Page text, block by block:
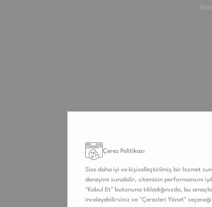
Çerez Politikası
Size daha iyi ve kişiselleştirilmiş bir hizmet
deneyimi sunabilir, sitemizin performansını
"Kabul Et" butonuna tıkladığınızda, bu
inceleyebilirsiniz ve "Çerezleri Yönet"